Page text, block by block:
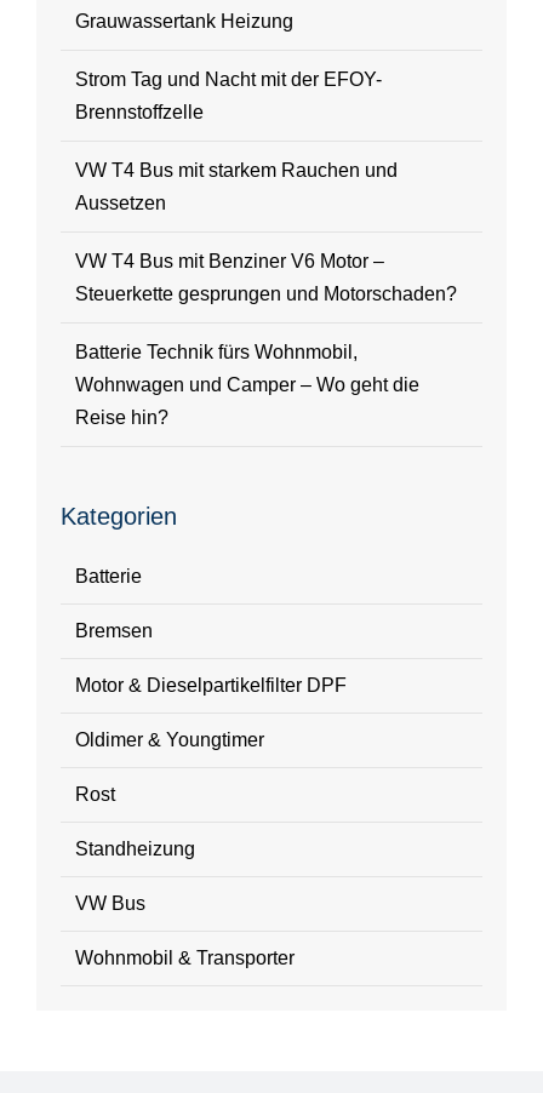
Grauwassertank Heizung
Strom Tag und Nacht mit der EFOY-
Brennstoffzelle
VW T4 Bus mit starkem Rauchen und
Aussetzen
VW T4 Bus mit Benziner V6 Motor –
Steuerkette gesprungen und Motorschaden?
Batterie Technik fürs Wohnmobil,
Wohnwagen und Camper – Wo geht die
Reise hin?
Kategorien
Batterie
Bremsen
Motor & Dieselpartikelfilter DPF
Oldimer & Youngtimer
Rost
Standheizung
VW Bus
Wohnmobil & Transporter